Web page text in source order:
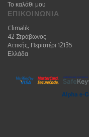
Το καλάθι μου
ΕΠΙΚΟΙΝΩΝΙΑ
Climalik
42 Στράβωνος
Αττικής, Περιστέρι 12135
Ελλάδα